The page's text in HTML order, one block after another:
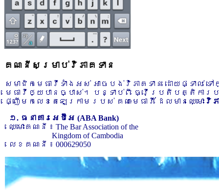
គណនីសម្រាប់វិភាគទាន
សមាជិកមេធាវីទាំងអស់ អាចបង់វិភាគទាន ដោយផ្ទាល់
មេធាវីឲ្យបានច្បាស់។ បន្ទាប់ពី ធ្វើប្រតិបត្តិកា
ផ្ញើមកលេខតេឡេក្រាមរបស់ គណៈមេធាវី ដែលមានឈ្មោះ វិភ
១. ធនាគារអេប៊ីអេ (ABA Bank)
ឈ្មោះគណនី ៖ The Bar Association of the
Kingdom of Cambodia
លេខគណនី ៖ 000629050